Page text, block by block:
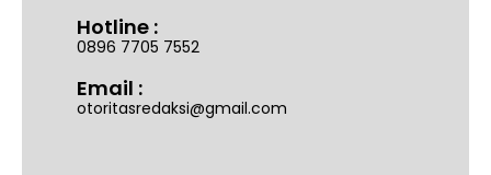
Hotline :
0896 7705 7552
Email :
otoritasredaksi@gmail.com